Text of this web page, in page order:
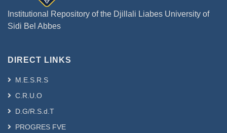
Institutional Repository of the Djillali Liabes University of
Sidi Bel Abbes
DIRECT LINKS
M.E.S.R.S
C.R.U.O
D.G/R.S.d.T
PROGRES FVE